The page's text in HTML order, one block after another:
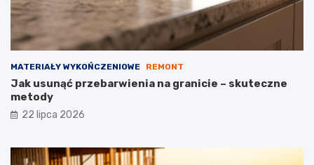
MATERIAŁY WYKOŃCZENIOWE REMONT
Jak usunąć przebarwienia na granicie – skuteczne
metody
22 lipca 2026